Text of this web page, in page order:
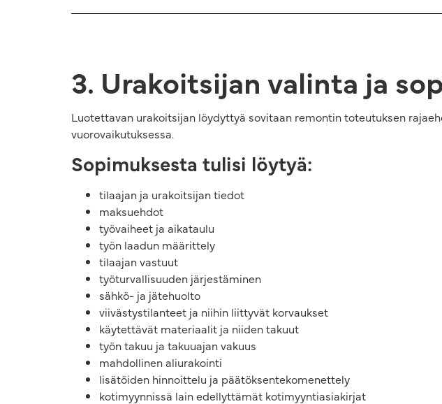
3. Urakoitsijan valinta ja
Luotettavan urakoitsijan löydyttyä sovitaan remontin toteutuksen
vuorovaikutuksessa.
Sopimuksesta tulisi löytyä:
tilaajan ja urakoitsijan tiedot
maksuehdot
työvaiheet ja aikataulu
työn laadun määrittely
tilaajan vastuut
työturvallisuuden järjestäminen
sähkö- ja jätehuolto
viivästystilanteet ja niihin liittyvät korvaukset
käytettävät materiaalit ja niiden takuut
työn takuu ja takuuajan vakuus
mahdollinen aliurakointi
lisätöiden hinnoittelu ja päätöksentekomenettely
kotimyynnissä lain edellyttämät kotimyyntiasiakirjat